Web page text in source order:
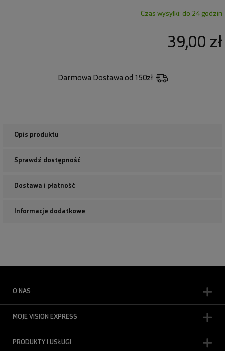
Czas wysyłki: do 24 godzin
39,00 zł
Darmowa Dostawa od 150zł
Opis produktu
Sprawdź dostępność
Dostawa i płatność
Informacje dodatkowe
O NAS
MOJE VISION EXPRESS
PRODUKTY I USŁUGI